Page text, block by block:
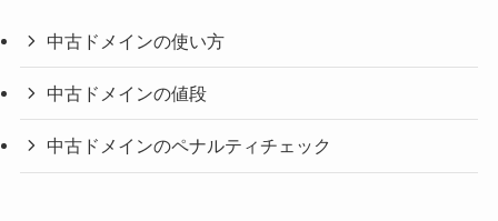
中古ドメインの使い方
中古ドメインの値段
中古ドメインのペナルティチェック